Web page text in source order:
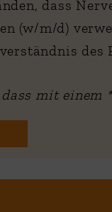
dass
(w/m/d)
mit einem